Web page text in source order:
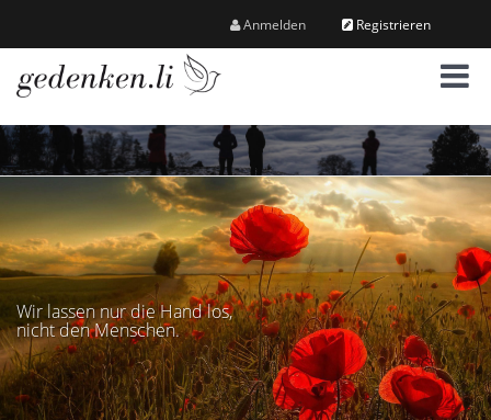
Anmelden Registrieren
M
e
n
ü
Wir lassen nur die Hand los,
nicht den Menschen.